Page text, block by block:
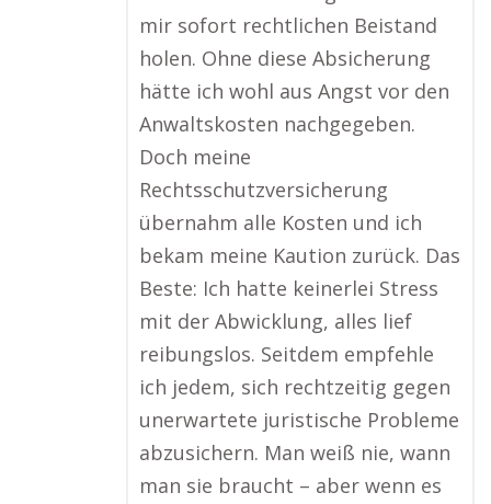
mir sofort rechtlichen Beistand
holen. Ohne diese Absicherung
hätte ich wohl aus Angst vor den
Anwaltskosten nachgegeben.
Doch meine
Rechtsschutzversicherung
übernahm alle Kosten und ich
bekam meine Kaution zurück. Das
Beste: Ich hatte keinerlei Stress
mit der Abwicklung, alles lief
reibungslos. Seitdem empfehle
ich jedem, sich rechtzeitig gegen
unerwartete juristische Probleme
abzusichern. Man weiß nie, wann
man sie braucht – aber wenn es